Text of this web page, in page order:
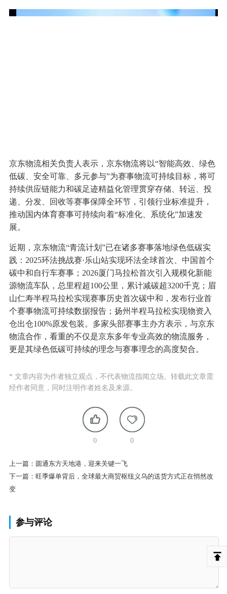
京东物流相关负责人表示，京东物流将以“智能高效、绿色
低碳、安全可靠、多元参与”为赛事物流可持续目标，将可
持续供应链能力和碳足迹精益化管理贯穿存储、转运、投
递、分发、回收等赛事保障全环节，引领行业标准提升，
推动国内体育赛事可持续向着“标准化、系统化”加速发
展。
近期，京东物流“青流计划”已在诸多赛事落地绿色低碳实
践：2025环法挑战赛·乐山站实现环法全球首次、中国首个
碳中和自行车赛事；2026厦门马拉松首次引入规模化新能
源物流车队，总里程超100公里，累计减碳超3200千克；眉
山仁寿半程马拉松实现赛事历史首次碳中和，发布行业首
个赛事物流可持续数据报告；扬州半程马拉松实现物资入
仓出仓100%原发包装。多家头部赛事主办方表示，与京东
物流合作，看重的不仅是京东多年专业高效的物流服务，
更是其绿色低碳可持续的理念与赛事理念的高度契合。
* 文章内容为作者独立观点，不代表物流指闻立场。转载此文章需
经作者同意，同时注明作者姓名及来源。
0 0
上一篇： 圆通东方天地港，迎来关键一飞
下一篇： 旺季爆单背后，全球最大商贸枢纽义乌的送货方式正在悄然改
变
参与评论